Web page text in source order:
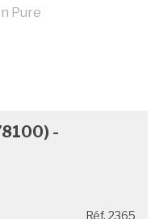
Pure
-
Réf. 2365